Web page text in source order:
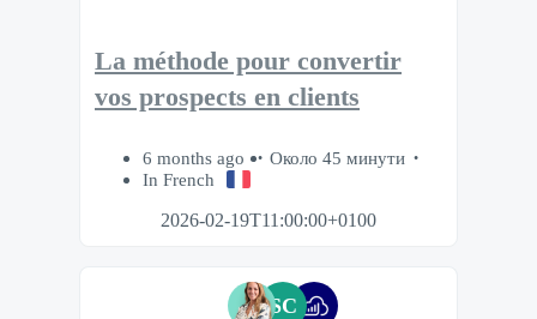
La méthode pour convertir
vos prospects en clients
6 months ago
Около 45 минути
In French
2026-02-19T11:00:00+0100
SC